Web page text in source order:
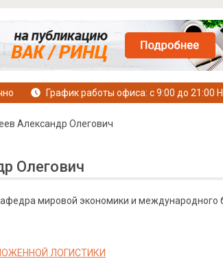
График работы офиса: с 9:00 до 21:00
Александр Олегович
Олегович
мировой экономики и международного
ЛОГИСТИКИ